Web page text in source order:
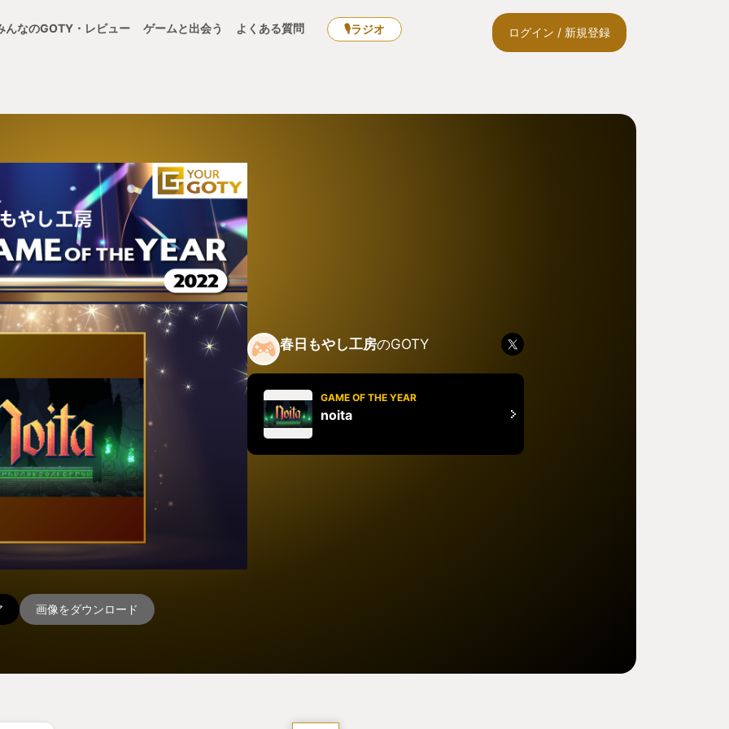
んなのGOTY・レビュー ゲームと出会う よくある質問 🎙ラジオ ログイン / 新規登録
画像をダウンロード
春日もやし工房のGOTY
GAME OF THE YEAR
noita